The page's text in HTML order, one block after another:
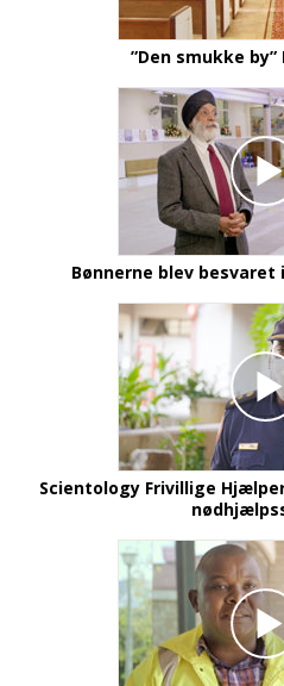
”Den smukke
Bønnerne blev besvaret
Scientology Frivillige